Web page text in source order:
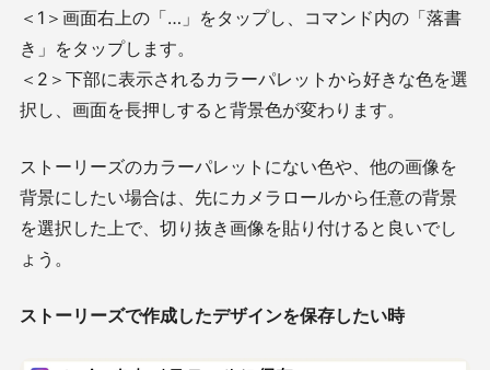
＜1＞画面右上の「…」をタップし、コマンド内の「落書
き」をタップします。
＜2＞下部に表示されるカラーパレットから好きな色を選
択し、画面を長押しすると背景色が変わります。
ストーリーズのカラーパレットにない色や、他の画像を
背景にしたい場合は、先にカメラロールから任意の背景
を選択した上で、切り抜き画像を貼り付けると良いでし
ょう。
ストーリーズで作成したデザインを保存したい時